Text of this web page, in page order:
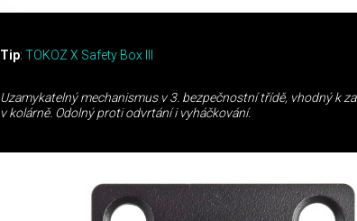
Tip: TOKOZ X Safety Box III
Uzamykatelný mechanismus v 3. bezpečnostní třídě, vhodný k
v kolárně. Odolný proti odvrtání i vyháčkování.